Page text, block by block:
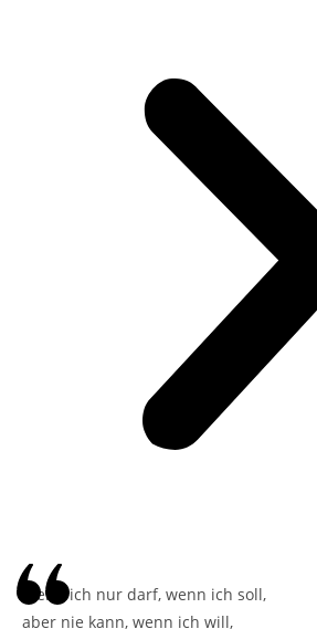
Wenn ich nur darf, wenn ich soll,
aber nie kann, wenn ich will,